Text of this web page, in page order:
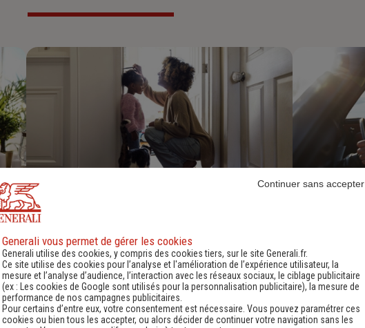
Découvrir
Generali vous permet de gérer les cookies
Generali utilise des cookies, y compris des cookies tiers, sur le site Generali.fr.
Ce site utilise des cookies pour l’analyse et l'amélioration de l’expérience utilisateur, la
mesure et l’analyse d’audience, l’interaction avec les réseaux sociaux, le ciblage publicitaire
(ex :
Les cookies de Google sont utilisés pour la personnalisation publicitaire), la mesure de
performance de nos campagnes publicitaires.
Pour certains d’entre eux, votre consentement est nécessaire. Vous pouvez paramétrer ces
cookies ou bien tous les accepter, ou alors décider de continuer votre navigation sans les
Continuer sans accepter